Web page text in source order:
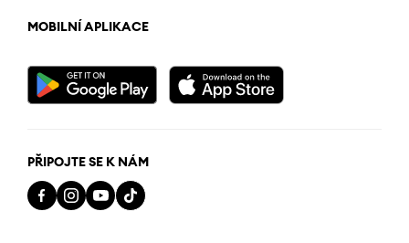
MOBILNÍ APLIKACE
PŘIPOJTE SE K NÁM